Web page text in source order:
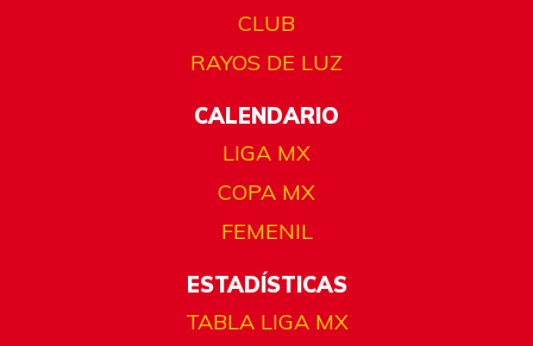
CLUB
RAYOS DE LUZ
CALENDARIO
LIGA MX
COPA MX
FEMENIL
ESTADÍSTICAS
TABLA LIGA MX